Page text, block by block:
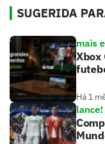
SUGERIDA
mais
Xbox
Há 1